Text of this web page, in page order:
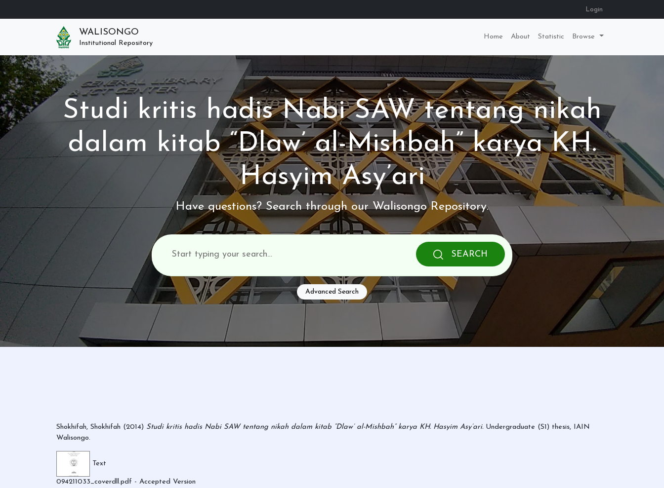
Login
WALISONGO
Institutional Repository
Home About Statistic Browse
Studi kritis hadis Nabi SAW tentang nikah
dalam kitab “Dlaw’ al-Mishbah” karya KH.
Hasyim Asy’ari
Have questions? Search through our Walisongo Repository.
SEARCH
Advanced Search
Shokhifah, Shokhifah (2014) Studi kritis hadis Nabi SAW tentang nikah dalam kitab “Dlaw’ al-Mishbah” karya KH. Hasyim Asy’ari. Undergraduate (S1) thesis, IAIN
Walisongo.
Text
094211033_coverdll.pdf - Accepted Version